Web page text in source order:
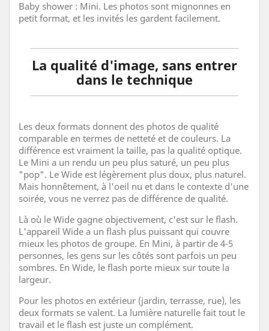
Baby shower : Mini. Les photos sont mignonnes en
petit format, et les invités les gardent facilement.
La qualité d'image, sans entrer
dans le technique
Les deux formats donnent des photos de qualité
comparable en termes de netteté et de couleurs. La
différence est vraiment la taille, pas la qualité optique.
Le Mini a un rendu un peu plus saturé, un peu plus
"pop". Le Wide est légèrement plus doux, plus naturel.
Mais honnêtement, à l'oeil nu et dans le contexte d'une
soirée, vous ne verrez pas de différence de qualité.
Là où le Wide gagne objectivement, c'est sur le flash.
L'appareil Wide a un flash plus puissant qui couvre
mieux les photos de groupe. En Mini, à partir de 4-5
personnes, les gens sur les côtés sont parfois un peu
sombres. En Wide, le flash porte mieux sur toute la
largeur.
Pour les photos en extérieur (jardin, terrasse, rue), les
deux formats se valent. La lumière naturelle fait tout le
travail et le flash est juste un complément.